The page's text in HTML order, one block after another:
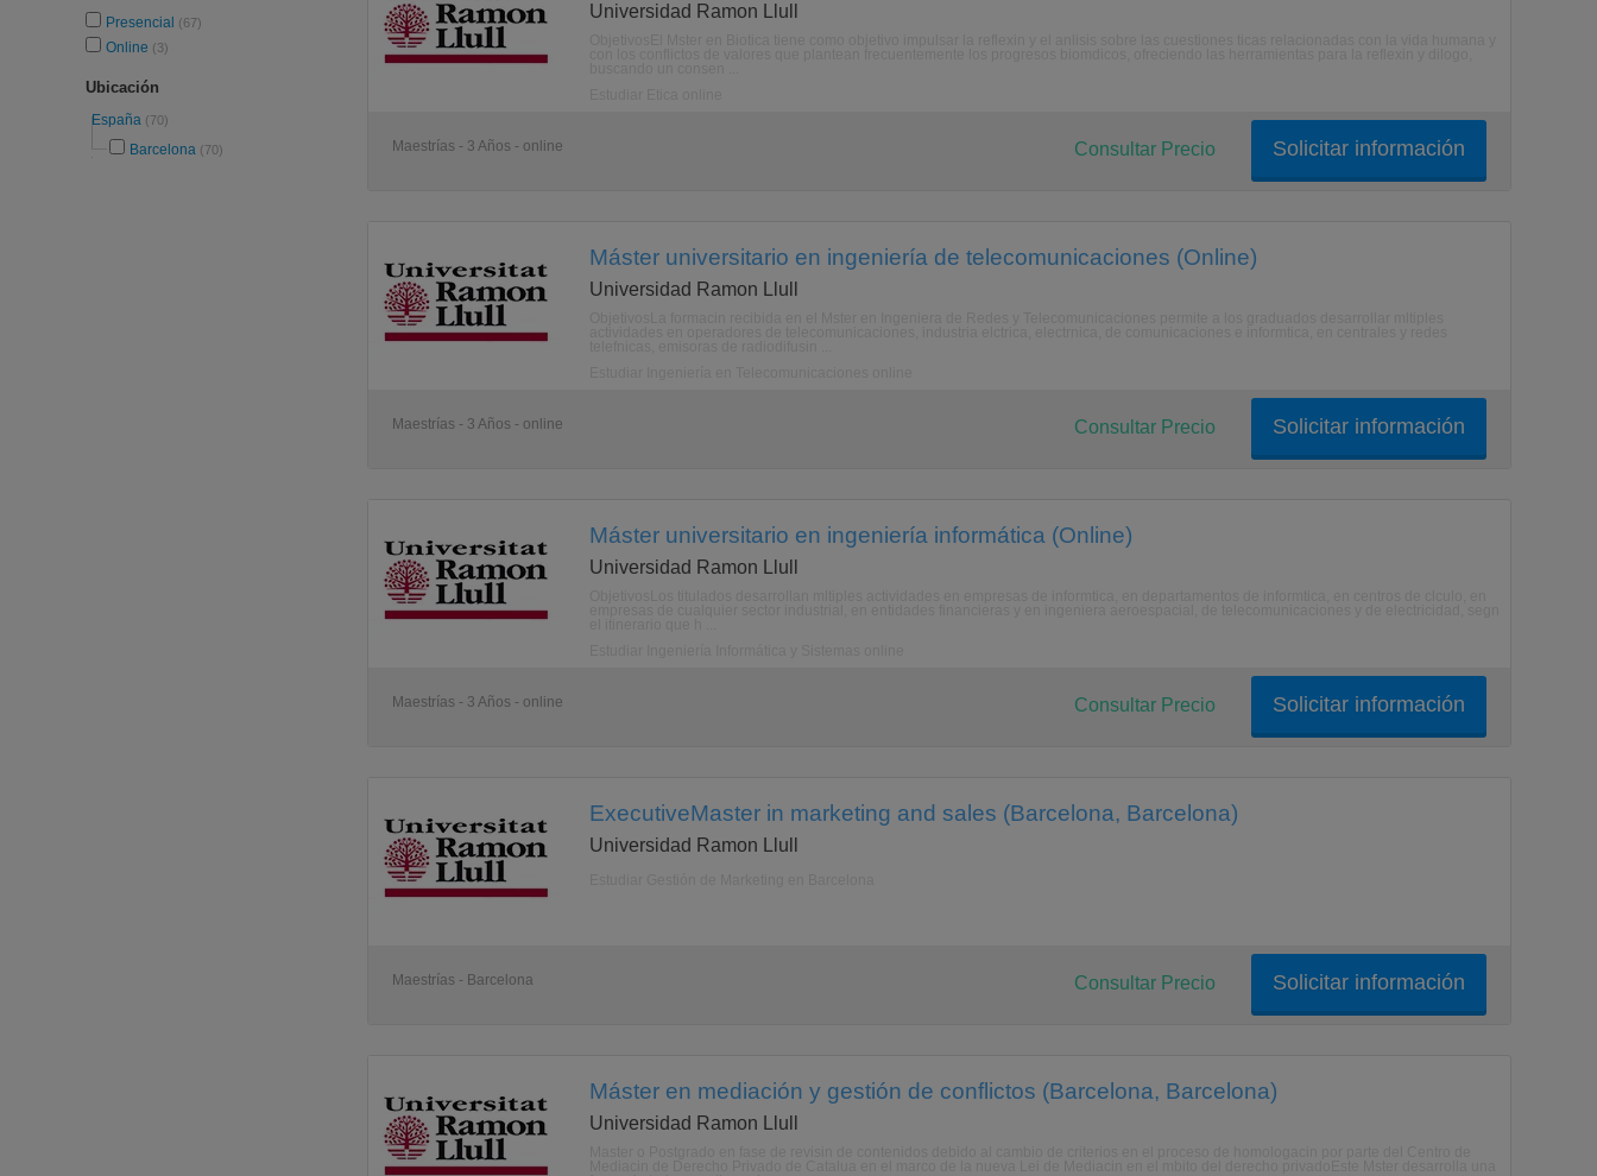
Presencial (67)
Online (3)
Ubicación
España (70)
Barcelona (70)
Universidad Ramon Llull
Maestrías - 3 Años - online Solicitar información
Consultar Precio
Máster universitario en ingeniería de telecomunicaciones (Online)
Universidad Ramon Llull
Maestrías - 3 Años - online Solicitar información
Consultar Precio
Máster universitario en ingeniería informática (Online)
Universidad Ramon Llull
Maestrías - 3 Años - online Solicitar información
Consultar Precio
ExecutiveMaster in marketing and sales (Barcelona, Barcelona)
Universidad Ramon Llull
Maestrías - Barcelona Solicitar información
Consultar Precio
Máster en mediación y gestión de conflictos (Barcelona, Barcelona)
Universidad Ramon Llull